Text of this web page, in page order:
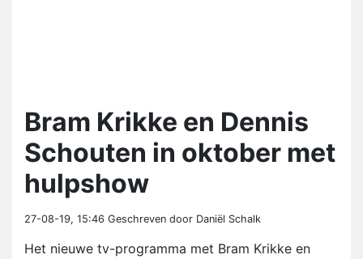
Bram Krikke en Dennis
Schouten in oktober met
hulpshow
27-08-19, 15:46 Geschreven door Daniël Schalk
Het nieuwe tv-programma met Bram Krikke en